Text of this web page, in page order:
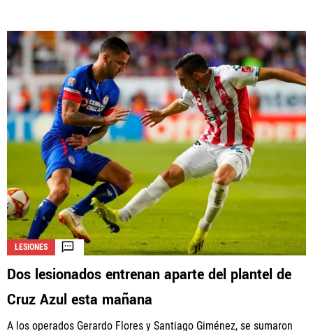
LESIONES
Dos lesionados entrenan aparte del plantel de
Cruz Azul esta mañana
A los operados Gerardo Flores y Santiago Giménez, se sumaron